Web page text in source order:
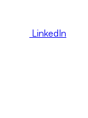
LinkedIn